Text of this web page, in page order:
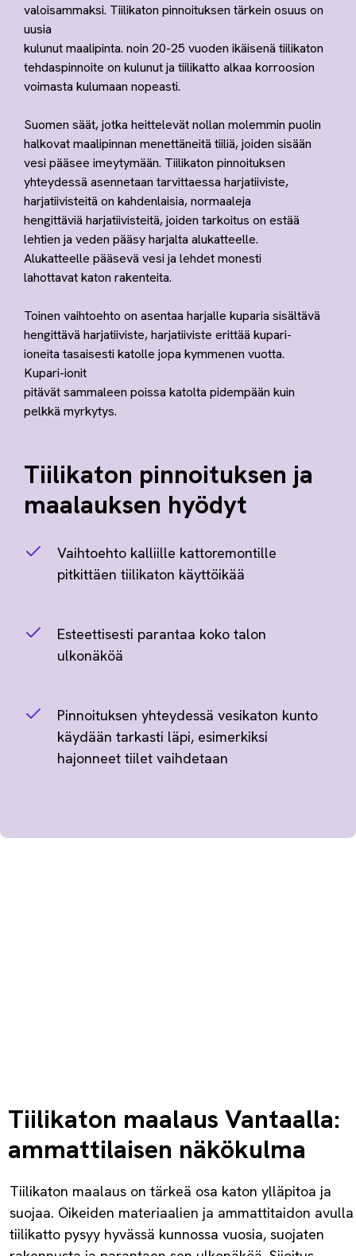
valoisammaksi. Tiilikaton pinnoituksen tärkein osuus on
uusia
kulunut maalipinta. noin 20-25 vuoden ikäisenä tiilikaton
tehdaspinnoite on kulunut ja tiilikatto alkaa korroosion
voimasta kulumaan nopeasti.
Suomen säät, jotka heittelevät nollan molemmin puolin
halkovat maalipinnan menettäneitä tiiliä, joiden sisään
vesi pääsee imeytymään. Tiilikaton pinnoituksen
yhteydessä asennetaan tarvittaessa harjatiiviste,
harjatiivisteitä on kahdenlaisia, normaaleja
hengittäviä harjatiivisteitä, joiden tarkoitus on estää
lehtien ja veden pääsy harjalta alukatteelle.
Alukatteelle pääsevä vesi ja lehdet monesti
lahottavat katon rakenteita.
Toinen vaihtoehto on asentaa harjalle kuparia sisältävä
hengittävä harjatiiviste, harjatiiviste erittää kupari-
ioneita tasaisesti katolle jopa kymmenen vuotta.
Kupari-ionit
pitävät sammaleen poissa katolta pidempään kuin
pelkkä myrkytys.
Tiilikaton pinnoituksen ja
maalauksen hyödyt
Vaihtoehto kalliille kattoremontille
pitkittäen tiilikaton käyttöikää
Esteettisesti parantaa koko talon
ulkonäköä
Pinnoituksen yhteydessä vesikaton kunto
käydään tarkasti läpi, esimerkiksi
hajonneet tiilet vaihdetaan
Tiilikaton maalaus Vantaalla:
ammattilaisen näkökulma
Tiilikaton maalaus on tärkeä osa katon ylläpitoa ja
suojaa. Oikeiden materiaalien ja ammattitaidon avulla
tiilikatto pysyy hyvässä kunnossa vuosia, suojaten